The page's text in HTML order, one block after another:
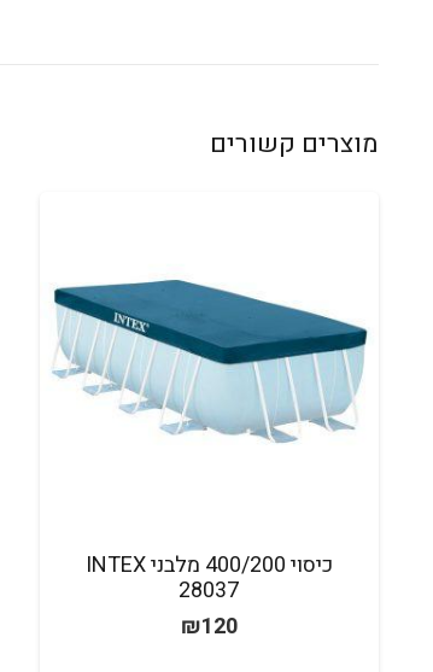
מוצרים קשורים
כיסוי 400/200 מלבני INTEX
28037
₪120